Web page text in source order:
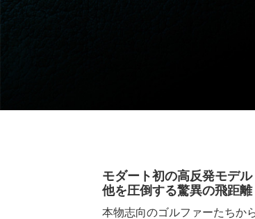
モダート初の高反発モデル
他を圧倒する驚異の飛距離
本物志向のゴルファーたちか